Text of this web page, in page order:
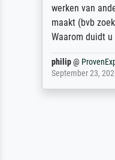
werken van
maakt (bvb
Waarom duidt u
philip@
September 23,